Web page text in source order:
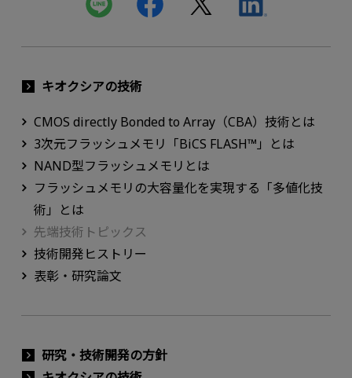
キオクシアの技術
CMOS directly Bonded to Array（CBA）技術とは
3次元フラッシュメモリ「BiCS FLASH™」とは
NAND型フラッシュメモリとは
フラッシュメモリの大容量化を実現する「多値化技
術」とは
先端技術トピックス
技術開発ヒストリー
表彰・研究論文
研究・技術開発の方針